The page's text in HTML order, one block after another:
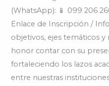
(WhatsApp): 📱 099 206
Enlace de Inscripción /
objetivos, ejes temáticos y
honor contar con su
fortaleciendo los lazos
entre nuestras